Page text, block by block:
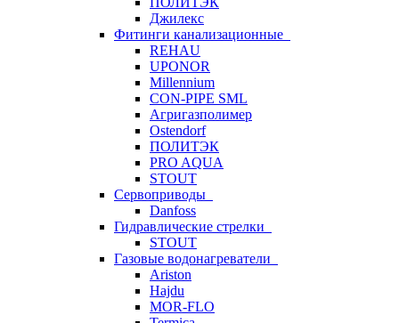
Джилекс
Фитинги канализационные
REHAU
UPONOR
Millennium
CON-PIPE SML
Агригазполимер
Ostendorf
ПОЛИТЭК
PRO AQUA
STOUT
Сервоприводы
Danfoss
Гидравлические стрелки
STOUT
Газовые водонагреватели
Ariston
Hajdu
MOR-FLO